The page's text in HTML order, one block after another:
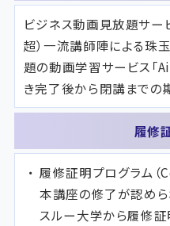
ビジネス動画見放題サー
超）一流講師陣による珠
題の動画学習サービス「
き完了後から閉講までの
履修
履修証明プログラム
本講座の修了が認めら
スルー大学から履修証